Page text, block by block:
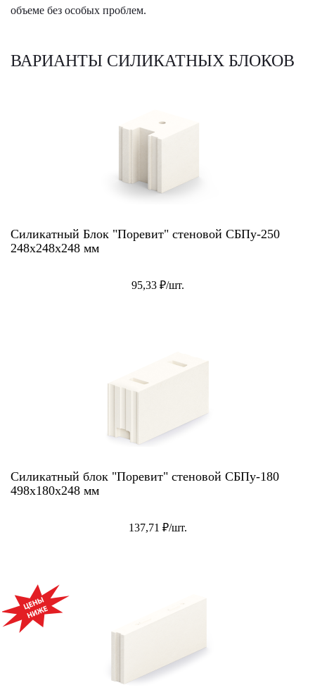
объеме без особых проблем.
ВАРИАНТЫ СИЛИКАТНЫХ БЛОКОВ
Силикатный Блок "Поревит" стеновой СБПу-250
248x248x248 мм
95,33 ₽/шт.
Силикатный блок "Поревит" стеновой СБПу-180
498х180х248 мм
137,71 ₽/шт.
АКЦИЯ!